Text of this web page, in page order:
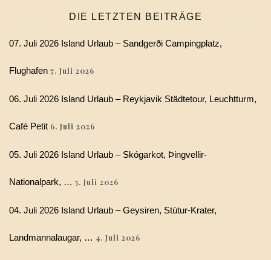
DIE LETZTEN BEITRÄGE
07. Juli 2026 Island Urlaub – Sandgerði Campingplatz,
Flughafen 7. Juli 2026
06. Juli 2026 Island Urlaub – Reykjavik Städtetour, Leuchtturm,
Café Petit 6. Juli 2026
05. Juli 2026 Island Urlaub – Skógarkot, Þingvellir-
Nationalpark, … 5. Juli 2026
04. Juli 2026 Island Urlaub – Geysiren, Stútur-Krater,
Landmannalaugar, … 4. Juli 2026